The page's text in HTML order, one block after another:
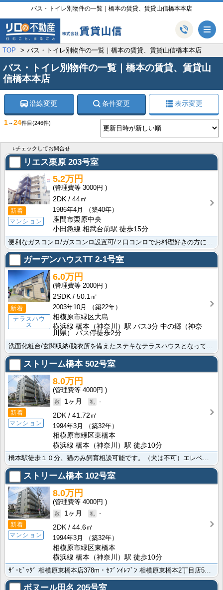
バス・トイレ別物件の一覧｜橋本の賃貸、賃貸山信橋本本店
TOP バス・トイレ別物件の一覧｜橋本の賃貸、賃貸山信橋本本店
バス・トイレ別物件の一覧｜橋本の賃貸、賃貸山
信橋本本店
沿線変更 条件変更 表示変更
1～24件目 (246件)
↓チェックしてお問合せ
リエス栗原 203号室
新着
マンション
5.2万円
3000円
2DK
44㎡
1986年4月
（築40年）
座間市栗原中央
小田急線 相武台前駅 徒歩15分
便利なガスコンロ/ガスコンロ設置可/２口コンロでお料理好きの方には魅力的な設備も充実。株式会社賃貸山･･･
ガーデンハウスTT 2-1号室
新着
テラスハウ
ス
6.0万円
2000円
2SDK
50.1㎡
2003年10月
（築22年）
相模原市緑区大島
横浜線 橋本（神奈川）駅 バス3分 中の郷（神奈
川県） バス停徒歩2分
洗面化粧台/玄関収納/脱衣所を備えたステキなテラスハウスとなっています。Seria(ｾﾘｱ) ｺﾋﾟ･･･
ストリーム橋本502号室
新着
マンション
8.0万円
4000円
1ヶ月
-
2DK
41.72㎡
1994年3月
（築32年）
相模原市緑区東橋本
横浜線 橋本（神奈川）駅 徒歩10分
橋本駅徒歩１０分。猫のみ飼育相談可能です。（犬は不可）エレベーターも完備・最上階のお部屋となります。･･･
ストリーム橋本102号室
新着
マンション
8.0万円
4000円
1ヶ月
-
2DK
44.6㎡
1994年3月
（築32年）
相模原市緑区東橋本
横浜線 橋本（神奈川）駅 徒歩10分
ボヌール田名 205号室